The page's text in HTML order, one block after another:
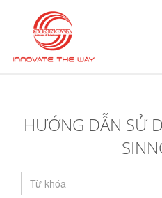
HƯỚNG DẪN SỬ